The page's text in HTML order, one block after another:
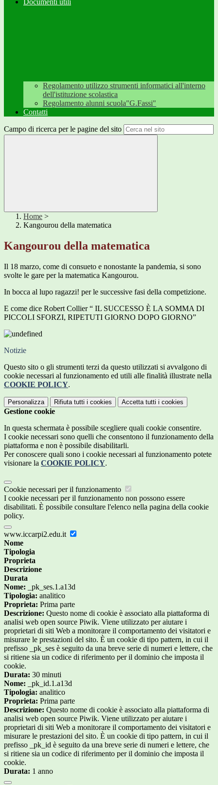
Documenti utili
Regolamento utilizzo strumenti informatici all'interno
dell'istituzione scolastica
Regolamento alunni scuola"G.Fassi"
Contatti
Campo di ricerca per le pagine del sito
Home >
Kangourou della matematica
Kangourou della matematica
Il 18 marzo, come di consueto e nonostante la pandemia, si sono
svolte le gare per la matematica Kangourou.
In bocca al lupo ragazzi! per le successive fasi della competizione.
E come dice Robert Collier “ IL SUCCESSO È LA SOMMA DI
PICCOLI SFORZI, RIPETUTI GIORNO DOPO GIORNO”
Notizie
Questo sito o gli strumenti terzi da questo utilizzati si avvalgono di
cookie necessari al funzionamento ed utili alle finalità illustrate nella
COOKIE POLICY.
Personalizza Rifiuta tutti i cookies Accetta tutti i cookies
Gestione cookie
In questa schermata è possibile scegliere quali cookie consentire.
I cookie necessari sono quelli che consentono il funzionamento della
piattaforma e non è possibile disabilitarli.
Per conoscere quali sono i cookie necessari al funzionamento potete
visionare la COOKIE POLICY.
Cookie necessari per il funzionamento
I cookie necessari per il funzionamento non possono essere
disabilitati. È possibile consultare l'elenco nella pagina della cookie
policy.
www.iccarpi2.edu.it
Nome
Tipologia
Proprieta
Descrizione
Durata
Nome: _pk_ses.1.a13d
Tipologia: analitico
Proprieta: Prima parte
Descrizione: Questo nome di cookie è associato alla piattaforma di
analisi web open source Piwik. Viene utilizzato per aiutare i
proprietari di siti Web a monitorare il comportamento dei visitatori e
misurare le prestazioni del sito. È un cookie di tipo pattern, in cui il
prefisso _pk_ses è seguito da una breve serie di numeri e lettere, che
si ritiene sia un codice di riferimento per il dominio che imposta il
cookie.
Durata: 30 minuti
Nome: _pk_id.1.a13d
Tipologia: analitico
Proprieta: Prima parte
Descrizione: Questo nome di cookie è associato alla piattaforma di
analisi web open source Piwik. Viene utilizzato per aiutare i
proprietari di siti Web a monitorare il comportamento dei visitatori e
misurare le prestazioni del sito. È un cookie di tipo pattern, in cui il
prefisso _pk_id è seguito da una breve serie di numeri e lettere, che
si ritiene sia un codice di riferimento per il dominio che imposta il
cookie.
Durata: 1 anno